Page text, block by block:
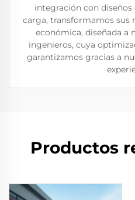
integración con
carga, transformamos sus
económica, diseñada a
ingenieros, cuya
garantizamos gracias a
Productos